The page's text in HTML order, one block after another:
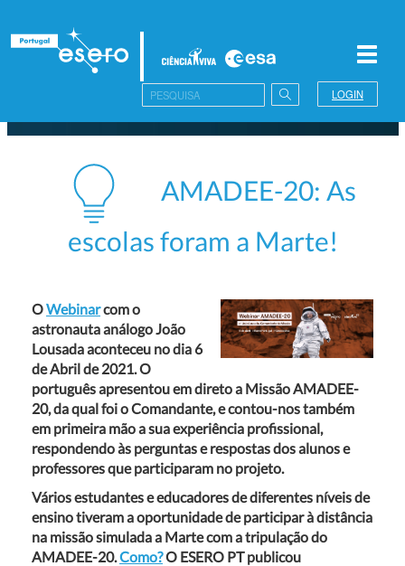
LOGIN
AMADEE-20: As
escolas foram a Marte!
OWebinarcom o
astronauta análogo João
Lousada aconteceu no dia 6
de Abril de 2021.O
português apresentou em direto a Missão AMADEE-
20, da qual foi o Comandante, e contou-nos também
em primeira mão a sua experiência profissional,
respondendo às perguntas e respostas dos alunos e
professores que participaram no projeto.
Vários estudantes e educadores de diferentes níveis de
ensino tiveram a oportunidade de participar à distância
na missão simulada a Marte com a tripulação do
AMADEE-20.Como?O ESERO PT publicou